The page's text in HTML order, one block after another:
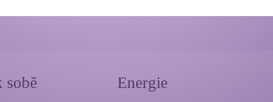
sobě Energie